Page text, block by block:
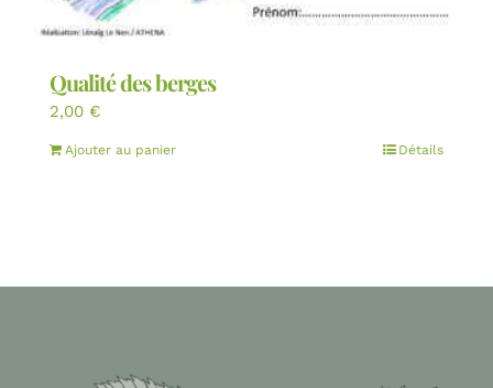
Qualité des berges
2,00 €
Ajouter au panier Détails